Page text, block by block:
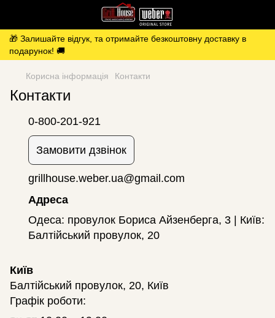
🎁 Залишайте відгук, та отримайте безкоштовну доставку в
подарунок! 🚚
Корисна інформація Контакти
Контакти
0-800-201-921
Замовити дзвінок
grillhouse.weber.ua@gmail.com
Адреса
Одеса: провулок Бориса Айзенберга, 3 | Київ:
Балтійський провулок, 20
Київ
Балтійський провулок, 20, Київ
Графік роботи: